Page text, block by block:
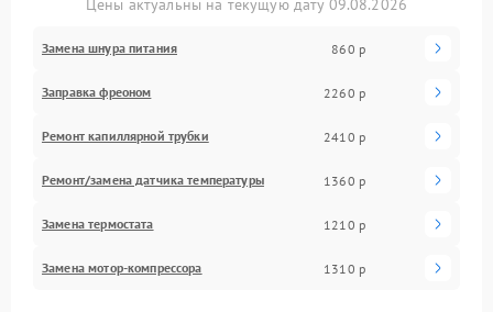
Цены актуальны на текущую дату 09.08.2026
Замена шнура питания 860 р
Заправка фреоном 2260 р
Ремонт капиллярной трубки 2410 р
Ремонт/замена датчика температуры 1360 р
Замена термостата 1210 р
Замена мотор-компрессора 1310 р